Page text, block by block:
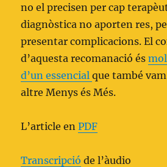
no el precisen per cap
diagnòstica no aporten res,
presentar complicacions. El
d’aquesta recomanació és
d’un essencialque també
altre Menys és Més.
L’article enPDF
Transcripció de l’àudio